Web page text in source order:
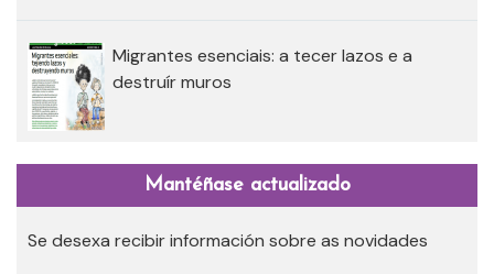
Migrantes esenciais: a tecer lazos e a
destruír muros
Mantéñase actualizado
Se desexa recibir información sobre as novidades